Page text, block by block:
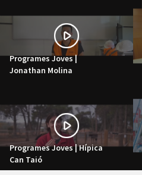
Programes Joves |
Jonathan Molina
Programes Joves | Hípica
Can Taió